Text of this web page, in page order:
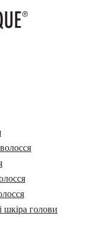
шкіра голови